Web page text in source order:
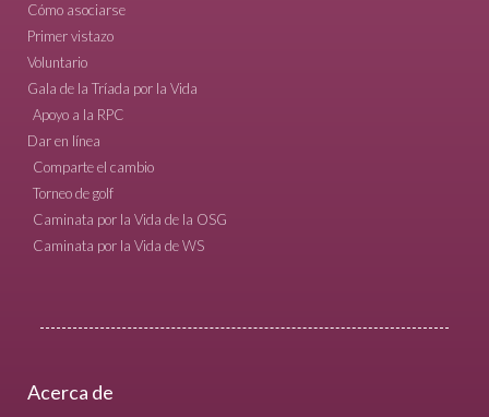
Cómo asociarse
Primer vistazo
Voluntario
Gala de la Tríada por la Vida
Apoyo a la RPC
Dar en línea
Comparte el cambio
Torneo de golf
Caminata por la Vida de la OSG
Caminata por la Vida de WS
Acerca de